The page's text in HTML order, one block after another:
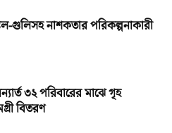
গুলিসহ নাশকতার পরিকল্পনাকারী
৩২ পরিবারের মাঝে গৃহ
বিতরণ